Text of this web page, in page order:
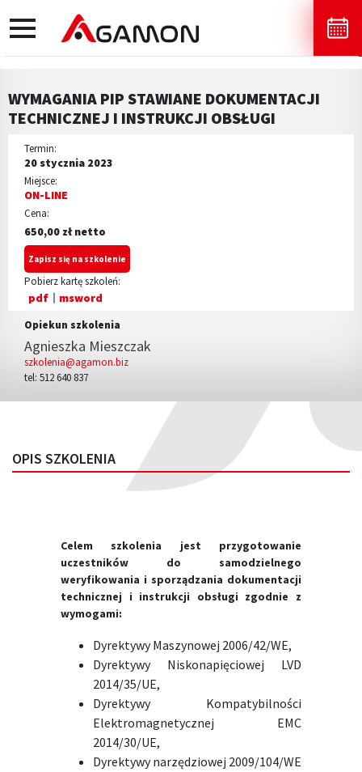
toggle
navigation
WYMAGANIA PIP STAWIANE DOKUMENTACJI
TECHNICZNEJ I INSTRUKCJI OBSŁUGI
Termin:
20 stycznia 2023
Miejsce:
ON-LINE
Cena:
650,00 zł netto
Zapisz się na szkolenie
Pobierz kartę szkoleń:
pdf msword
Opiekun szkolenia
Agnieszka Mieszczak
szkolenia@agamon.biz
tel: 512 640 837
OPIS SZKOLENIA
Celem szkolenia jest przygotowanie
uczestników do samodzielnego
weryfikowania i sporządzania dokumentacji
technicznej i instrukcji obsługi zgodnie z
wymogami:
Dyrektywy Maszynowej 2006/42/WE,
Dyrektywy Niskonapięciowej LVD
2014/35/UE,
Dyrektywy Kompatybilności
Elektromagnetycznej EMC
2014/30/UE,
Dyrektywy narzędziowej 2009/104/WE